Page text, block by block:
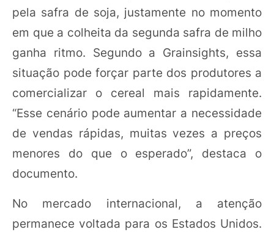
pela safra de soja, justamente no momento
em que a colheita da segunda safra de milho
ganha ritmo. Segundo a Grainsights, essa
situação pode forçar parte dos produtores a
comercializar o cereal mais rapidamente.
“Esse cenário pode aumentar a necessidade
de vendas rápidas, muitas vezes a preços
menores do que o esperado”, destaca o
documento.
No mercado internacional, a atenção
permanece voltada para os Estados Unidos.